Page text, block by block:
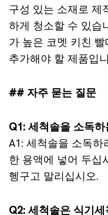
구성 있는 소재로 제
하게 청소할 수 있습
가 높은 코멧 키친
추가해야 할 제품입
## 자주 묻는 질문
Q1: 세척솔을 소독
A1: 세척솔을 소독
한 용액에 넣어 두십
헹구고 말리십시오.
Q2: 세척솔은 식기